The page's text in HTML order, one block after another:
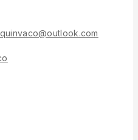
quinvaco@outlook.com